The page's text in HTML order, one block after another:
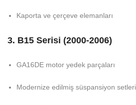
Kaporta ve çerçeve elemanları
3. B15 Serisi (2000-2006)
GA16DE motor yedek parçaları
Modernize edilmiş süspansiyon setleri